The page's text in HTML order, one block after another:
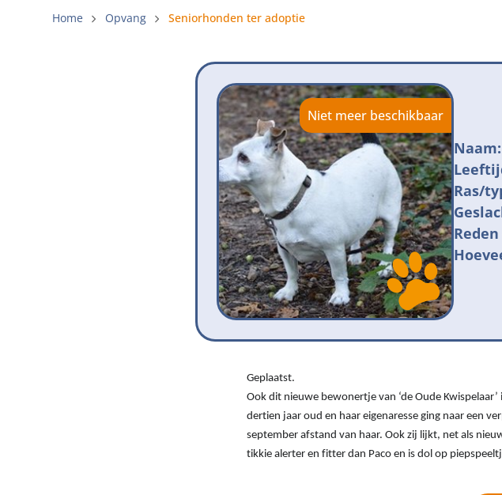
Gemeentelijk meldpunt
Bescherming tegen grasaren
Home Opvang Seniorhonden ter adoptie
Niet meer beschikbaar
Naam:
Ras/
Geplaatst.
Ook dit nieuwe bewonertje van ‘de Oude
dertien jaar oud en haar eigenaresse ging naar een
september afstand van haar. Ook zij lijkt, net als
tikkie alerter en fitter dan Paco en is dol op